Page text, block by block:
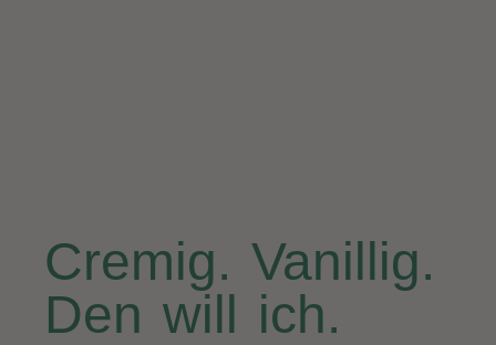
Cremig. Vanillig.
Den will ich.